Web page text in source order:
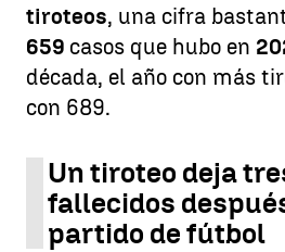
tiroteos, una cifra
659 casos que hubo en
década, el año con más
con 689.
Un tiroteo deja
fallecidos
partido de fútbol